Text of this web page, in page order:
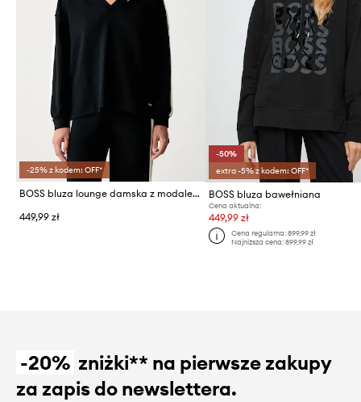
-25% z kodem: OFF*
BOSS bluza lounge damska z modalem TONE_Sweatshirt
449,99 zł
-50%
extra -5% z kodem: OFF*
BOSS bluza bawełniana
Cena aktualna:
449,99 zł
Cena regularna: 899,99 zł
Najniższa cena: 899,99 zł
-20% zniżki** na pierwsze zakupy
za zapis do newslettera.